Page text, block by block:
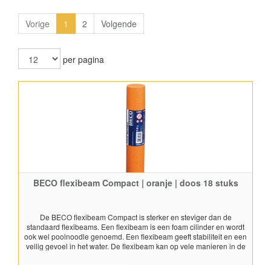
Vorige 1 2 Volgende
per pagina
BECO flexibeam Compact | oranje | doos 18 stuks
De BECO flexibeam Compact is sterker en steviger dan de
standaard flexibeams. Een flexibeam is een foam cilinder en wordt
ook wel poolnoodle genoemd. Een flexibeam geeft stabiliteit en een
veilig gevoel in het water. De flexibeam kan op vele manieren in de